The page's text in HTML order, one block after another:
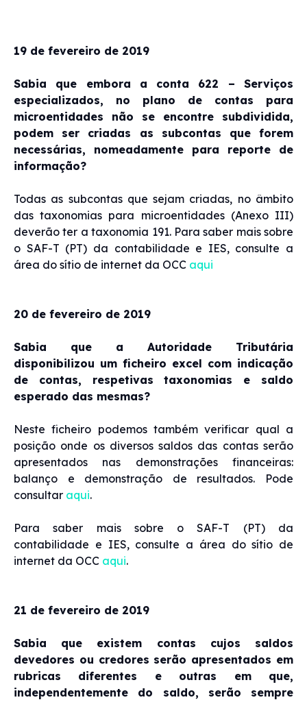
19 de fevereiro de 2019
Sabia que embora a conta 622 – Serviços
especializados, no plano de contas para
microentidades não se encontre subdividida,
podem ser criadas as subcontas que forem
necessárias, nomeadamente para reporte de
informação?
Todas as subcontas que sejam criadas, no âmbito
das taxonomias para microentidades (Anexo III)
deverão ter a taxonomia 191. Para saber mais sobre
o SAF-T (PT) da contabilidade e IES, consulte a
área do sítio de internet da OCC aqui
20 de fevereiro de 2019
Sabia que a Autoridade Tributária
disponibilizou um ficheiro excel com indicação
de contas, respetivas taxonomias e saldo
esperado das mesmas?
Neste ficheiro podemos também verificar qual a
posição onde os diversos saldos das contas serão
apresentados nas demonstrações financeiras:
balanço e demonstração de resultados. Pode
consultar aqui.
Para saber mais sobre o SAF-T (PT) da
contabilidade e IES, consulte a área do sítio de
internet da OCC aqui.
21 de fevereiro de 2019
Sabia que existem contas cujos saldos
devedores ou credores serão apresentados em
rubricas diferentes e outras em que,
independentemente do saldo, serão sempre